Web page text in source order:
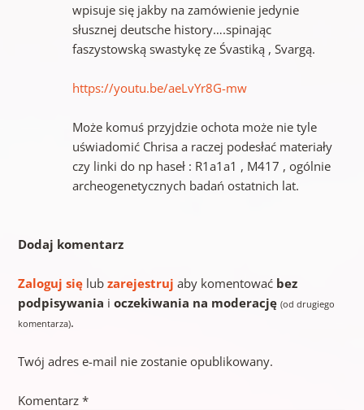
wpisuje się jakby na zamówienie jedynie
słusznej deutsche history….spinając
faszystowską swastykę ze Śvastiką , Svargą.
https://youtu.be/aeLvYr8G-mw
Może komuś przyjdzie ochota może nie tyle
uświadomić Chrisa a raczej podesłać materiały
czy linki do np haseł : R1a1a1 , M417 , ogólnie
archeogenetycznych badań ostatnich lat.
Dodaj komentarz
Zaloguj sięlub zarejestruj aby komentować bez
podpisywania i oczekiwania na moderację (od drugiego
komentarza).
Twój adres e-mail nie zostanie opublikowany.
Komentarz *